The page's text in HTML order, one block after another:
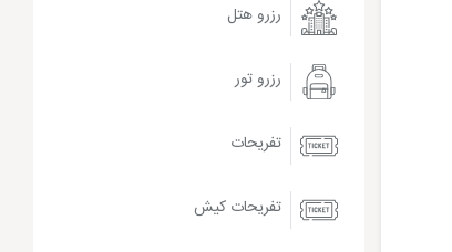
رزرو هتل
رزرو تور
تفریحات
تفریحات کیش